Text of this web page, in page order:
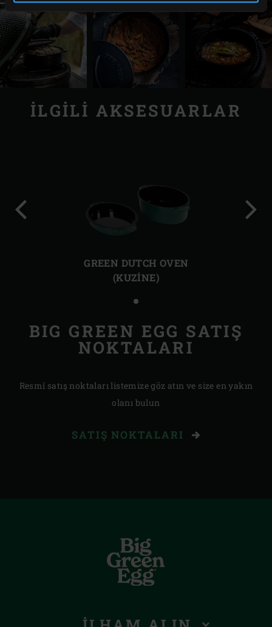
İLGILI AKSESUARLAR
GREEN DUTCH OVEN
(KUZINE)
BIG GREEN EGG SATIŞ
NOKTALARI
Resmî satış noktaları listemize göz atın ve size en yakın
olanı bulun
SATIŞ NOKTALARI